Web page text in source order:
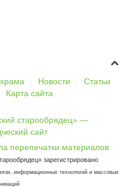
Новости
Статьи
Карта сайта
старообрядец» —
сайт
перепечатки материалов
зарегистрировано
информационных технологий и массовых